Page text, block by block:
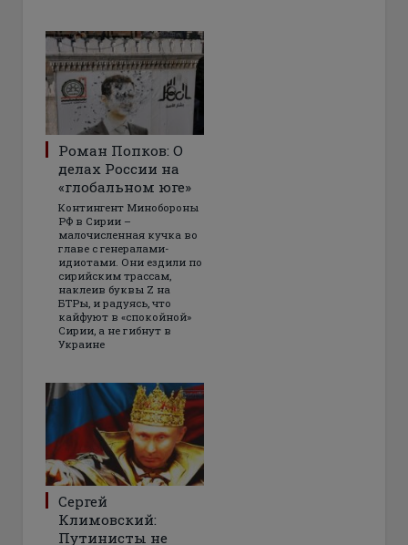
Роман Попков: О
делах России на
«глобальном юге»
Контингент Минобороны
РФ в Сирии –
малочисленная кучка во
главе с генералами-
идиотами. Они ездили по
сирийским трассам,
наклеив буквы Z на
БТРы, и радуясь, что
кайфуют в «спокойной»
Сирии, а не гибнут в
Украине
Сергей
Климовский:
Путинисты не